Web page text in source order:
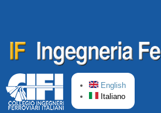
English
Italiano